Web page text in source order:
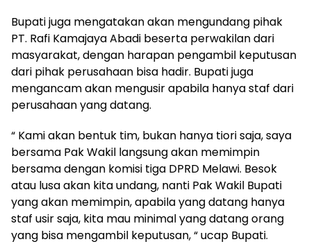
Bupati juga mengatakan akan mengundang pihak
PT. Rafi Kamajaya Abadi beserta perwakilan dari
masyarakat, dengan harapan pengambil keputusan
dari pihak perusahaan bisa hadir. Bupati juga
mengancam akan mengusir apabila hanya staf dari
perusahaan yang datang.
“ Kami akan bentuk tim, bukan hanya tiori saja, saya
bersama Pak Wakil langsung akan memimpin
bersama dengan komisi tiga DPRD Melawi. Besok
atau lusa akan kita undang, nanti Pak Wakil Bupati
yang akan memimpin, apabila yang datang hanya
staf usir saja, kita mau minimal yang datang orang
yang bisa mengambil keputusan, “ ucap Bupati.